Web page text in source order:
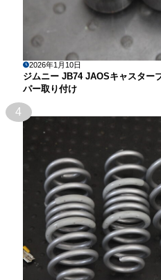
2026年1月10日
ジムニー JB74 JAOSキャスター
パー取り付け
4